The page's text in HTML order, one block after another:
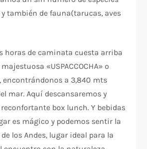
también de fauna(tarucas, aves
horas de caminata cuesta arriba
«USPACCOCHA» o
encontrándonos a 3,840 mts
mar. Aquí descansaremos y
box lunch. Y bebidas
es mágico y podemos sentir la
los Andes, lugar ideal para la